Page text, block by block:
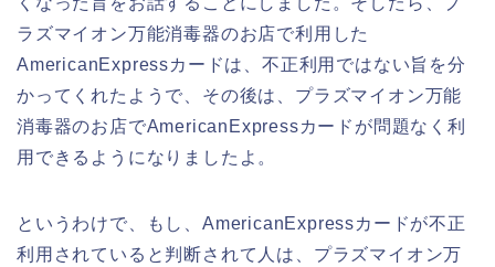
ラズマイオン万能消毒器のお店で利用した
AmericanExpressカードは、不正利用ではない旨を分
かってくれたようで、その後は、プラズマイオン万能
消毒器のお店でAmericanExpressカードが問題なく利
用できるようになりましたよ。
というわけで、もし、AmericanExpressカードが不正
利用されていると判断されて人は、プラズマイオン万